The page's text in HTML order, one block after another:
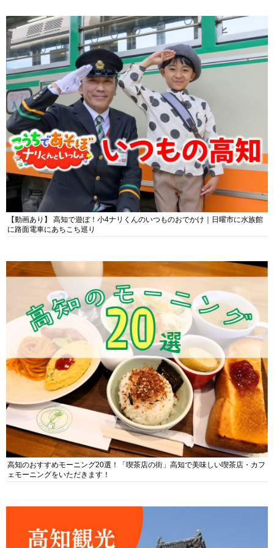
【動画あり】 高知で遊ぼ！小4ナリくんのいつものおでかけ｜日曜市に水族館
に路面電車にあちこち巡り
高知のおすすめモーニング20選！「喫茶店の街」高知で美味しい喫茶店・カフ
ェモーニングをいただきます！